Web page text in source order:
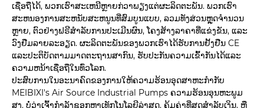
ເຊື່ອຖືໄດ້, ພວກເຮົາສະເຫນີຫຼາຍກ່ວາພຽງແຕ່ຜະລິດຕະພັນ. ພວກເຮົາ
ສະຫນອງການສະຫນັບສະຫນູນທີ່ສົມບູນແບບ, ລວມທັງສ່ວນຫຼຸດຈໍານວນ
ຫຼາຍ, ຕົວຢ່າງຟຣີສໍາລັບການປະເມີນຜົນ, ໂຄງສ້າງລາຄາທີ່ແຂ່ງຂັນ, ແລະ
ວົງຢືມລາຍລະອຽດ. ຜະລິດຕະພັນຂອງພວກເຮົາໄດ້ຮັບການຢັ້ງຢືນ CE
ແລະປະຕິບັດຕາມມາດຕະຖານສາກົນ, ຮັບປະກັນຄວາມເຂົ້າກັນໄດ້ແລະ
ຄວາມຫນ້າເຊື່ອຖືໃນທົ່ວໂລກ.
ປະສົບການໃນອະນາຄົດຂອງການໃຫ້ຄວາມຮ້ອນອຸດສາຫະກໍາກັບ
MEIBIXI's Air Source Industrial Pumps ຄວາມຮ້ອນອຸນຫະພູມ
ສູງ. ບໍ່ວ່າເຈົ້າກຳລັງຊອກຫາເທັກໂນໂລຍີລ່າສຸດ, ຄຸ້ມຄ່າທີ່ສຸດສຳລັບເງິນ, ຫຼື